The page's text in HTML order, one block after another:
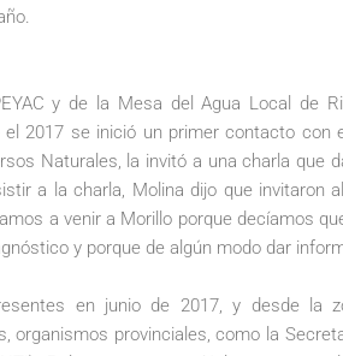
y de la Mesa del Agua Local de
2017 se inició un primer contacto con
Naturales, la invitó a una charla que
a la charla, Molina dijo que invitaron
a venir a Morillo porque decíamos
y porque de algún modo dar
en junio de 2017, y desde la
organismos provinciales, como la